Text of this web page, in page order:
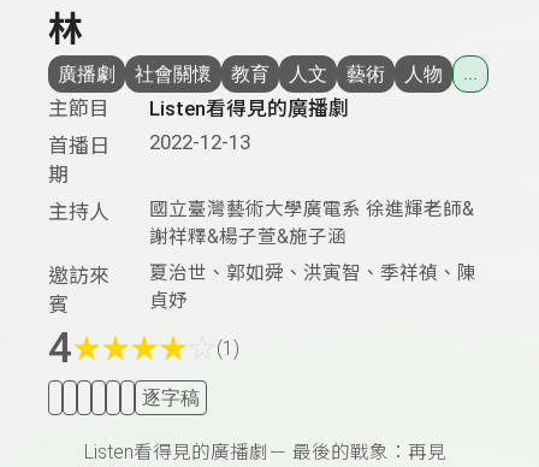
林
廣播劇 社會關懷 教育 人文 藝術 人物 ...
主節目
Listen看得見的廣播劇
首播日
期
2022-12-13
主持人
國立臺灣藝術大學廣電系 徐進輝老師&
謝祥釋&楊子萱&施子涵
邀訪來
賓
夏治世、郭如舜、洪寅智、季祥禎、陳
貞妤
4★★★★ (1)
逐字稿
Listen看得見的廣播劇－ 最後的戰象：再見